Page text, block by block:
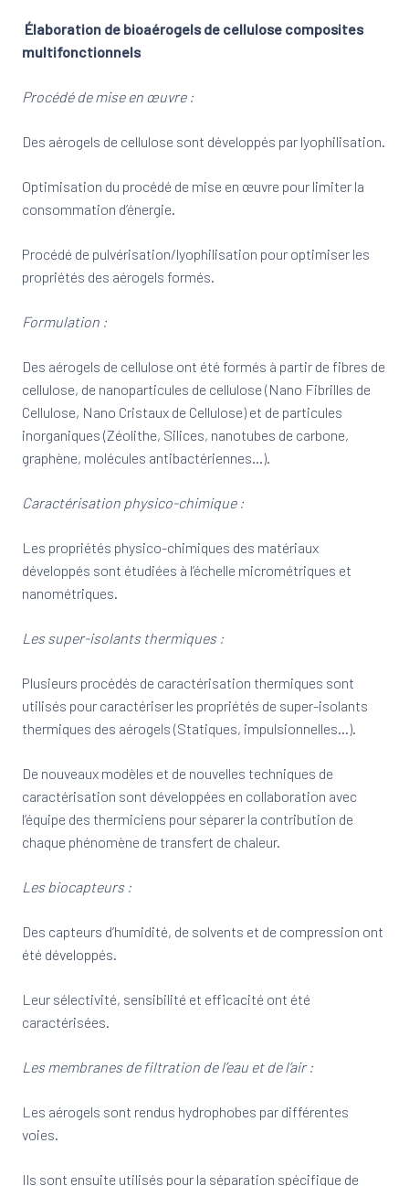
Élaboration de bioaérogels de cellulose composites
multifonctionnels
Procédé de mise en œuvre :
Des aérogels de cellulose sont développés par lyophilisation.
Optimisation du procédé de mise en œuvre pour limiter la
consommation d’énergie.
Procédé de pulvérisation/lyophilisation pour optimiser les
propriétés des aérogels formés.
Formulation :
Des aérogels de cellulose ont été formés à partir de fibres de
cellulose, de nanoparticules de cellulose (Nano Fibrilles de
Cellulose, Nano Cristaux de Cellulose) et de particules
inorganiques (Zéolithe, Silices, nanotubes de carbone,
graphène, molécules antibactériennes…).
Caractérisation physico-chimique :
Les propriétés physico-chimiques des matériaux
développés sont étudiées à l’échelle micrométriques et
nanométriques.
Les super-isolants thermiques :
Plusieurs procédés de caractérisation thermiques sont
utilisés pour caractériser les propriétés de super-isolants
thermiques des aérogels (Statiques, impulsionnelles…).
De nouveaux modèles et de nouvelles techniques de
caractérisation sont développées en collaboration avec
l’équipe des thermiciens pour séparer la contribution de
chaque phénomène de transfert de chaleur.
Les biocapteurs :
Des capteurs d’humidité, de solvents et de compression ont
été développés.
Leur sélectivité, sensibilité et efficacité ont été
caractérisées.
Les membranes de filtration de l’eau et de l’air :
Les aérogels sont rendus hydrophobes par différentes
voies.
Ils sont ensuite utilisés pour la séparation spécifique de